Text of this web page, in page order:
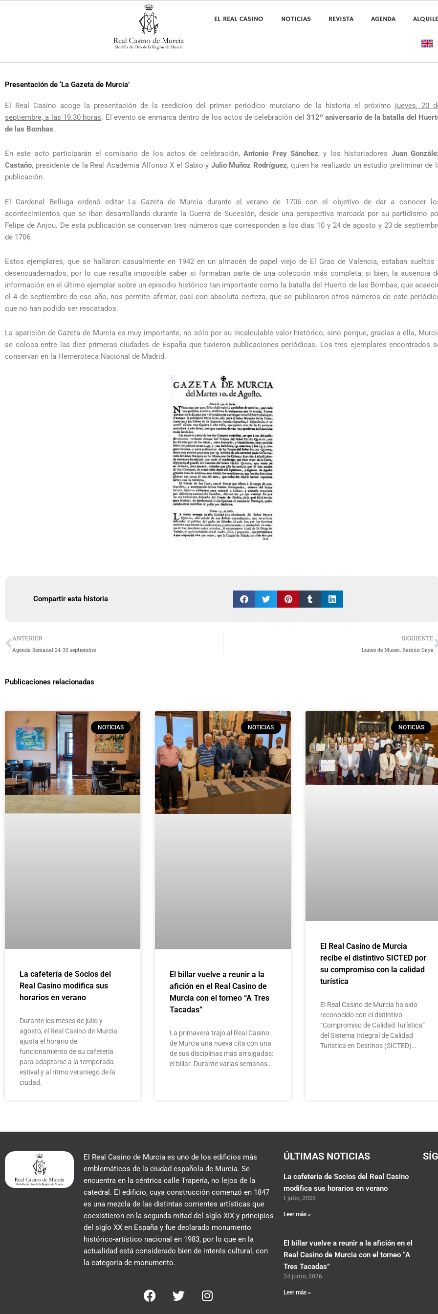
EL REAL CASINO NOTICIAS REVISTA AGENDA
Presentación de ‘La Gazeta de Murcia’
El Real Casino acoge la presentación de la reedición del primer periódico murciano de la historia el próximo jueves, 20
septiembre, a las 19.30 horas. El evento se enmarca dentro de los actos de celebración del312º aniversario de la batalla del
de las Bombas.
En este acto participarán el comisario de los actos de celebración,Antonio Frey Sánchez; y los historiadores Juan
Castaño, presidente de la Real Academia Alfonso X el Sabio y Julio Muñoz Rodríguez, quien ha realizado un estudio preliminar de
publicación.
El Cardenal Belluga ordenó editar La Gazeta de Murcia durante el verano de 1706 con el objetivo de dar a conocer
acontecimientos que se iban desarrollando durante la Guerra de Sucesión, desde una perspectiva marcada por su partidismo
Felipe de Anjou. De esta publicación se conservan tres números que corresponden a los días 10 y 24 de agosto y 23 de
de 1706,
Estos ejemplares, que se hallaron casualmente en 1942 en un almacén de papel viejo de El Grao de Valencia, estaban sueltos
desencuadernados, por lo que resulta imposible saber si formaban parte de una colección más completa; si bien, la ausencia
información en el último ejemplar sobre un episodio histórico tan importante como la batalla del Huerto de las Bombas, que
el 4 de septiembre de ese año, nos permite afirmar, casi con absoluta certeza, que se publicaron otros números de este
que no han podido ser rescatados.
La aparición de Gazeta de Murcia es muy importante, no sólo por su incalculable valor histórico, sino porque, gracias a ella,
se coloca entre las diez primeras ciudades de España que tuvieron publicaciones periódicas. Los tres ejemplares encontrados
conservan en la Hemeroteca Nacional de Madrid.
Compartir esta historia
Ant
ANTERIOR
Agenda Semanal 24-30 septiembre
SIGUIENTE
Lunes de Museo: Ramón Gaya
Publicaciones relacionadas
NOTICIAS
La cafetería de Socios del
Real Casino modifica sus
horarios en verano
Durante los meses de julio y
agosto, el Real Casino de Murcia
ajusta el horario de
funcionamiento de su cafetería
para adaptarse a la temporada
estival y al ritmo veraniego de la
ciudad.
NOTICIAS
El billar vuelve a reunir a la
afición en el Real Casino de
Murcia con el torneo “A Tres
Tacadas”
La primavera trajo al Real Casino
de Murcia una nueva cita con una
de sus disciplinas más arraigadas:
el billar. Durante varias semanas…
NOTICIAS
El Real Casino de Murcia
recibe el distintivo SICTED por
su compromiso con la calidad
turística
El Real Casino de Murcia ha sido
reconocido con el distintivo
“Compromiso de Calidad Turística”
del Sistema Integral de Calidad
Turística en Destinos (SICTED)…
El Real Casino de Murcia es uno de los edificios más
emblemáticos de la ciudad española de Murcia. Se
encuentra en la céntrica calle Trapería, no lejos de la
catedral. El edificio, cuya construcción comenzó en 1847
es una mezcla de las distintas corrientes artísticas que
coexistieron en la segunda mitad del siglo XIX y principios
del siglo XX en España y fue declarado monumento
histórico-artístico nacional en 1983, por lo que en la
actualidad está considerado bien de interés cultural, con
la categoría de monumento.
F
a
T
w
I
n
ÚLTIMAS NOTICIAS
La cafetería de Socios del Real Casino
modifica sus horarios en verano
1 julio, 2026
Leer más »
El billar vuelve a reunir a la afición en el
Real Casino de Murcia con el torneo “A
Tres Tacadas”
24 junio, 2026
Leer más »